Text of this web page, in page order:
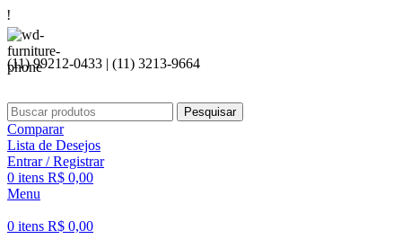
(11) 99212-0433 | (11) 3213-9664
Pesquisar
Comparar
Lista de Desejos
Entrar / Registrar
0 itens R$ 0,00
Menu
0 itens R$ 0,00